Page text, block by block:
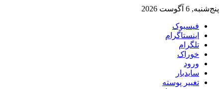
پنج‌شنبه, 6 آگوست 2026
فیسبوک
اینستاگرام
تلگرام
خوراک
ورود
سایدبار
تغییر پوسته